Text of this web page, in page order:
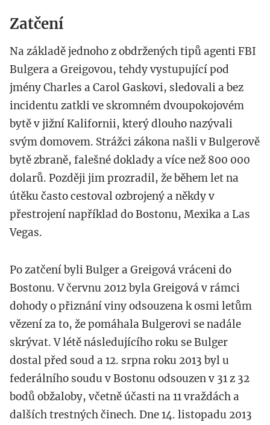
Zatčení
Na základě jednoho z obdržených tipů agenti FBI
Bulgera a Greigovou, tehdy vystupující pod
jmény Charles a Carol Gaskovi, sledovali a bez
incidentu zatkli ve skromném dvoupokojovém
bytě v jižní Kalifornii, který dlouho nazývali
svým domovem. Strážci zákona našli v Bulgerově
bytě zbraně, falešné doklady a více než 800 000
dolarů. Později jim prozradil, že během let na
útěku často cestoval ozbrojený a někdy v
přestrojení například do Bostonu, Mexika a Las
Vegas.
Po zatčení byli Bulger a Greigová vráceni do
Bostonu. V červnu 2012 byla Greigová v rámci
dohody o přiznání viny odsouzena k osmi letům
vězení za to, že pomáhala Bulgerovi se nadále
skrývat. V létě následujícího roku se Bulger
dostal před soud a 12. srpna roku 2013 byl u
federálního soudu v Bostonu odsouzen v 31 z 32
bodů obžaloby, včetně účasti na 11 vraždách a
dalších trestných činech. Dne 14. listopadu 2013